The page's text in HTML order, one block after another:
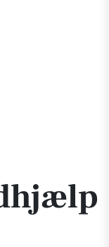
og bidrag til børns